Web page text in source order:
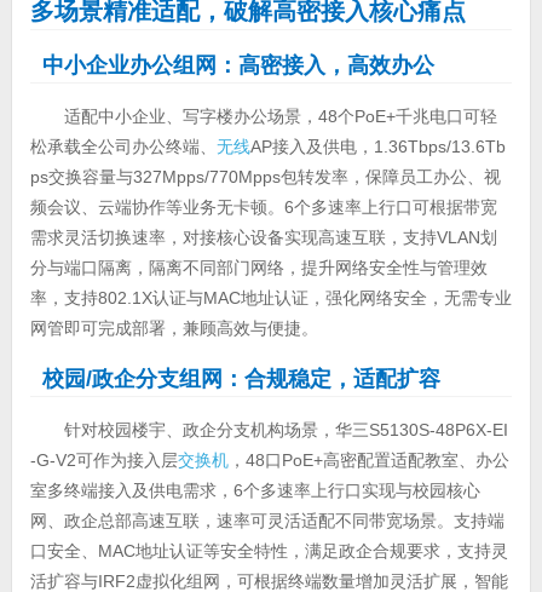
多场景精准适配，破解高密接入核心痛点
中小企业办公组网：高密接入，高效办公
适配中小企业、写字楼办公场景，48个PoE+千兆电口可轻
松承载全公司办公终端、 无线AP接入及供电，1.36Tbps/13.6Tb
ps交换容量与327Mpps/770Mpps包转发率，保障员工办公、视
频会议、云端协作等业务无卡顿。6个多速率上行口可根据带宽
需求灵活切换速率，对接核心设备实现高速互联，支持VLAN划
分与端口隔离，隔离不同部门网络，提升网络安全性与管理效
率，支持802.1X认证与MAC地址认证，强化网络安全，无需专业
网管即可完成部署，兼顾高效与便捷。
校园/政企分支组网：合规稳定，适配扩容
针对校园楼宇、政企分支机构场景，华三S5130S-48P6X-EI
-G-V2可作为接入层交换机，48口PoE+高密配置适配教室、办公
室多终端接入及供电需求，6个多速率上行口实现与校园核心
网、政企总部高速互联，速率可灵活适配不同带宽场景。支持端
口安全、MAC地址认证等安全特性，满足政企合规要求，支持灵
活扩容与IRF2虚拟化组网，可根据终端数量增加灵活扩展，智能